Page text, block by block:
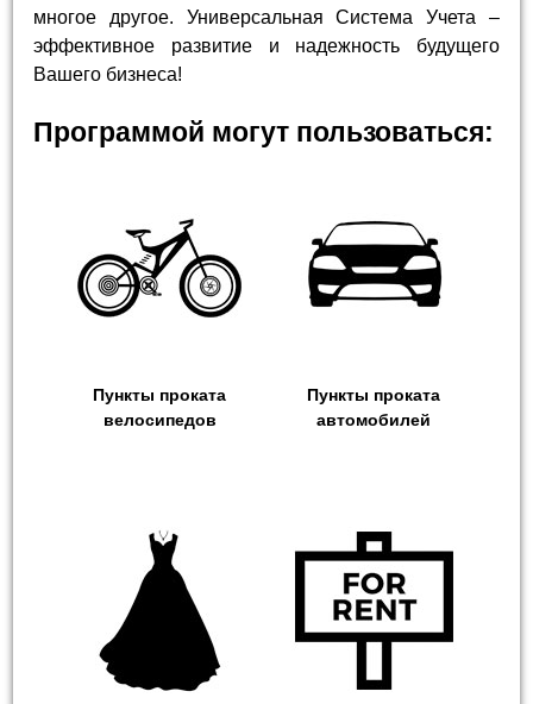
многое другое. Универсальная Система Учета –
эффективное развитие и надежность будущего
Вашего бизнеса!
Программой могут пользоваться:
Пункты проката
велосипедов
Пункты проката
автомобилей